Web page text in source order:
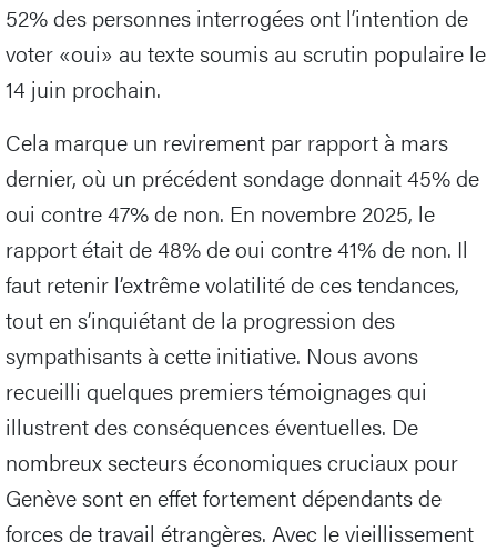
52% des personnes interrogées ont l’intention de
voter «oui» au texte soumis au scrutin populaire le
14 juin prochain.
Cela marque un revirement par rapport à mars
dernier, où un précédent sondage donnait 45% de
oui contre 47% de non. En novembre 2025, le
rapport était de 48% de oui contre 41% de non. Il
faut retenir l’extrême volatilité de ces tendances,
tout en s’inquiétant de la progression des
sympathisants à cette initiative. Nous avons
recueilli quelques premiers témoignages qui
illustrent des conséquences éventuelles. De
nombreux secteurs économiques cruciaux pour
Genève sont en effet fortement dépendants de
forces de travail étrangères. Avec le vieillissement